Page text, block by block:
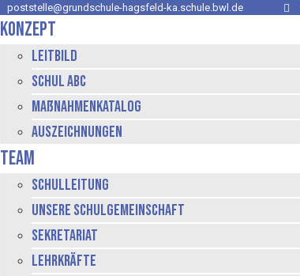
poststelle@grundschule-hagsfeld-ka.schule.bwl.de
Konzept
Leitbild
Schul ABC
Maßnahmenkatalog
Auszeichnungen
Team
Schulleitung
Unsere Schulgemeinschaft
Sekretariat
Lehrkräfte